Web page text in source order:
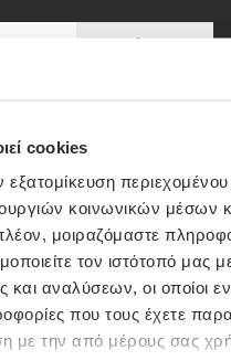
cookies
περιεχομένου
κοινωνικών μέσων
μοιραζόμαστε
τον ιστότοπό μας
και αναλύσεων, οι οποίοι
που τους έχετε
με την από μέρους σας
εγγραφή
1116